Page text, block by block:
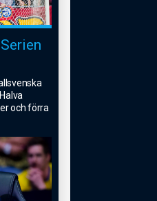
och förra